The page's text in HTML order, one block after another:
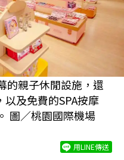
的親子休閒設施，還
及免費的SPA按摩
圖／桃園國際機場
用LINE傳送